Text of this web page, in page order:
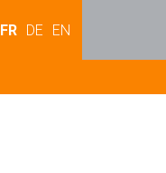
FR DE EN